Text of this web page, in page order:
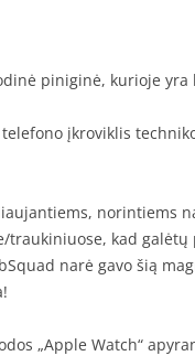
piniginė, kurioje
įkroviklis
norintiems
traukiniuose, kad
narė gavo šią
„Apple Watch“